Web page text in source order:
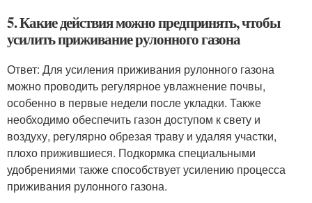
5. Какие действия можно предпринять, чтобы
усилить приживание рулонного газона
Ответ: Для усиления приживания рулонного газона
можно проводить регулярное увлажнение почвы,
особенно в первые недели после укладки. Также
необходимо обеспечить газон доступом к свету и
воздуху, регулярно обрезая траву и удаляя участки,
плохо прижившиеся. Подкормка специальными
удобрениями также способствует усилению процесса
приживания рулонного газона.